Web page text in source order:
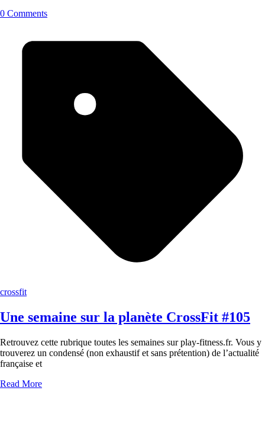
0 Comments
crossfit
Une semaine sur la planète CrossFit #105
Retrouvez cette rubrique toutes les semaines sur play-fitness.fr. Vous y
trouverez un condensé (non exhaustif et sans prétention) de l’actualité
française et
Read More